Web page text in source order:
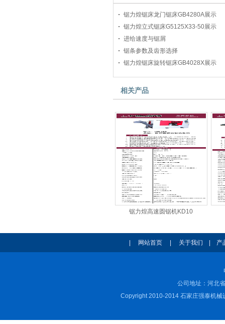
锯力煌锯床龙门锯床GB4280A展示
锯力煌立式锯床G5125X33-50展示
进给速度与锯屑
锯条参数及齿形选择
锯力煌锯床旋转锯床GB4028X展示
相关产品
锯力煌高速圆锯机KD10
网站首页| 关于我们 产
公司地址：河北
Copyright 2010-2014 石家庄强泰机